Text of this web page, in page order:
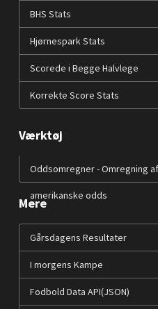
BHS Stats
Hjørnespark Stats
Scorede i Begge Halvlege
Korrekte Score Stats
Værktøj
Oddsomregner - Omregning
amerikanske odds
Mere
Gårsdagens Resultater
I morgens Kampe
Fodbold Data API(JSON)